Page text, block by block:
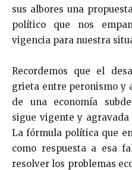
sus albores una
político que nos
vigencia para nuestra
Recordemos que el
grieta entre peronismo y
de una economía
sigue vigente y
La fórmula política que
como respuesta a esa
resolver los problemas